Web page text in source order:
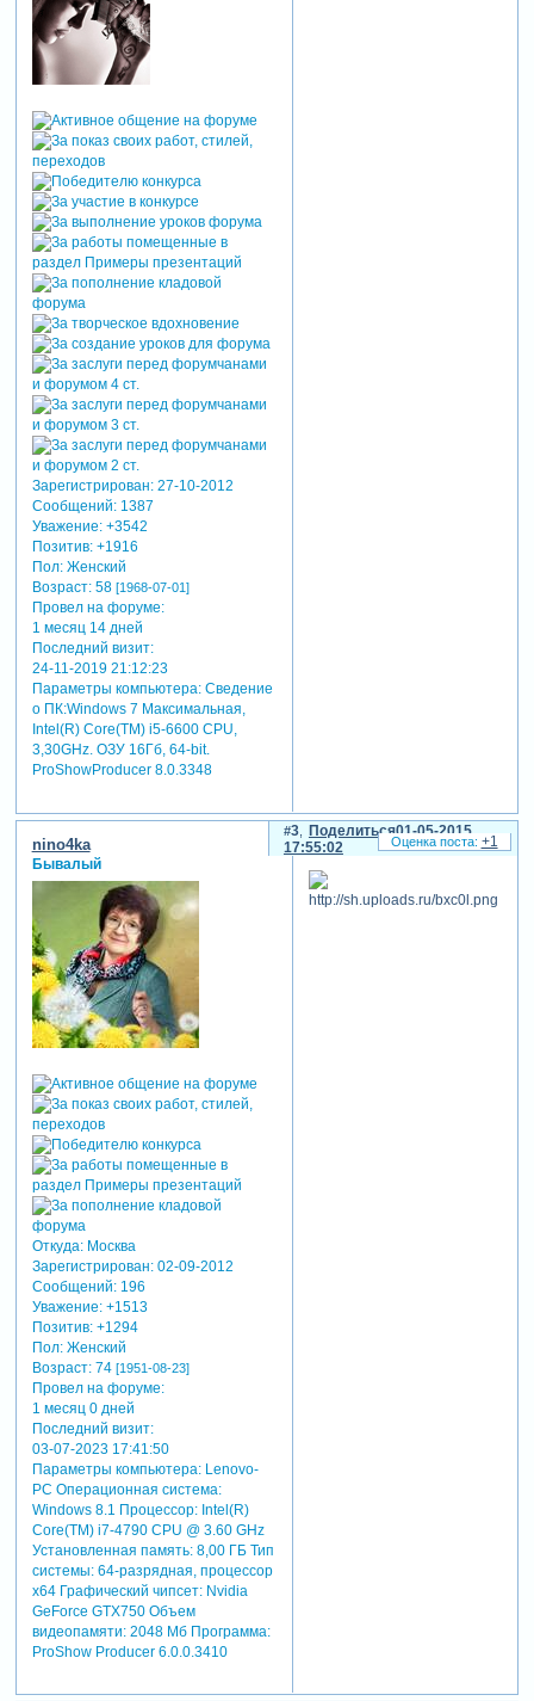
Зарегистрирован: 27-10-2012
Сообщений:1387
Уважение: +3542
Позитив: +1916
Пол:Женский
Возраст:58 [1968-07-01]
Провел на форуме:
1 месяц 14 дней
Последний визит:
24-11-2019 21:12:23
Параметры компьютера:Сведение
о ПК:Windows 7 Максимальная,
Intel(R) Core(TM) i5-6600 CPU,
3,30GHz. ОЗУ 16Гб, 64-bit.
ProShowProducer 8.0.3348
Поделиться
3
01-05-2015
17:55:02
nino4ka
Бывалый
Откуда:Москва
Зарегистрирован: 02-09-2012
Сообщений:196
Уважение: +1513
Позитив: +1294
Пол:Женский
Возраст:74 [1951-08-23]
Провел на форуме:
1 месяц 0 дней
Последний визит:
03-07-2023 17:41:50
Параметры компьютера:Lenovo-
PC Операционная система:
Windows 8.1 Процессор: Intel(R)
Core(TM) i7-4790 CPU @ 3.60 GHz
Установленная память: 8,00 ГБ Тип
системы: 64-разрядная, процессор
х64 Графический чипсет: Nvidia
GeForce GTX750 Объем
видеопамяти: 2048 Мб Программа:
ProShow Producer 6.0.0.3410
+1